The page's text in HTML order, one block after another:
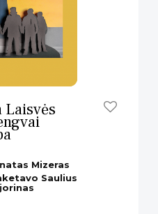
Laisvės
Mizeras
Saulius